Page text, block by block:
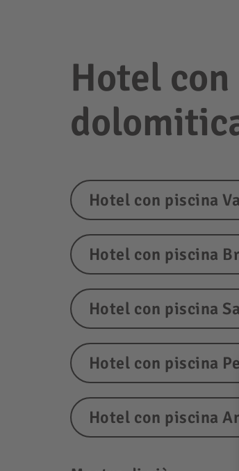
Hotel
Hotel con piscina
Hotel con piscina
Hotel con piscina
Hotel con piscina
Hotel con piscina